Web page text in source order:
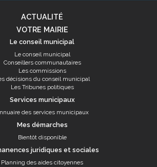
ACTUALITÉ
VOTRE MAIRIE
Le conseil municipal
Le conseil municipal
Conseillers communautaires
Les commissions
décisions du conseil municipal
Les Tribunes politiques
Services municipaux
des services municipaux
Mes démarches
Bientôt disponible
juridiques et sociales
Planning des aides citoyennes